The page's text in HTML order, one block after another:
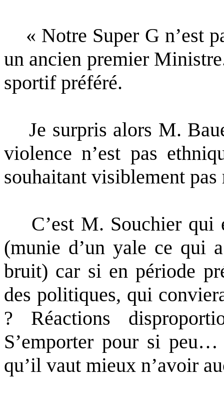
« Notre Super G n’est
un ancien premier
sportif préféré.
Je surpris alors M.
violence n’est pas
souhaitant visiblement
C’est M. Souchier qui
(munie d’un yale ce qui
bruit) car si en période
des politiques, qui
? Réactions
S’emporter pour si
qu’il vaut mieux n’avoir